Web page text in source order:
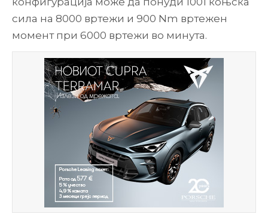
сила на 8000 вртежи и 900 Nm вртежен
момент при 6000 вртежи во минута.